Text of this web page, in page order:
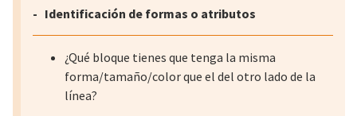
Identificación de formas o atributos
¿Qué bloque tienes que tenga la misma
forma/tamaño/color que el del otro lado de la
línea?